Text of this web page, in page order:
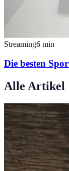
Streaming6 min
Die besten
Alle Artikel